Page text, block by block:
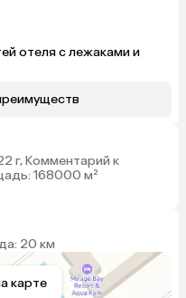
отеля с лежаками и
г, Комментарий к
168000 м²
20 км
карте